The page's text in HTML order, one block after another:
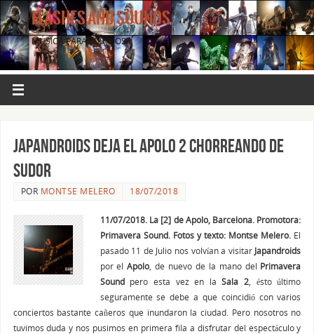
FLASHES AND SOUNDS
MÚSICA PARA LOS OJOS.
Japandroids deja el Apolo 2 chorreando de
sudor
POR MONTSE MELERO 18/07/2018
11/07/2018. La [2] de Apolo, Barcelona. Promotora:
Primavera Sound. Fotos y texto: Montse Melero. El
pasado 11 de Julio nos volvían a visitar Japandroids
por elApolo , de nuevo de la mano del Primavera
Soundpero esta vez en laSala 2 , ésto último
seguramente se debe a que coincidió con varios
conciertos bastante cañeros que inundaron la ciudad. Pero nosotros no
tuvimos duda y nos pusimos en primera fila a disfrutar del espectáculo y